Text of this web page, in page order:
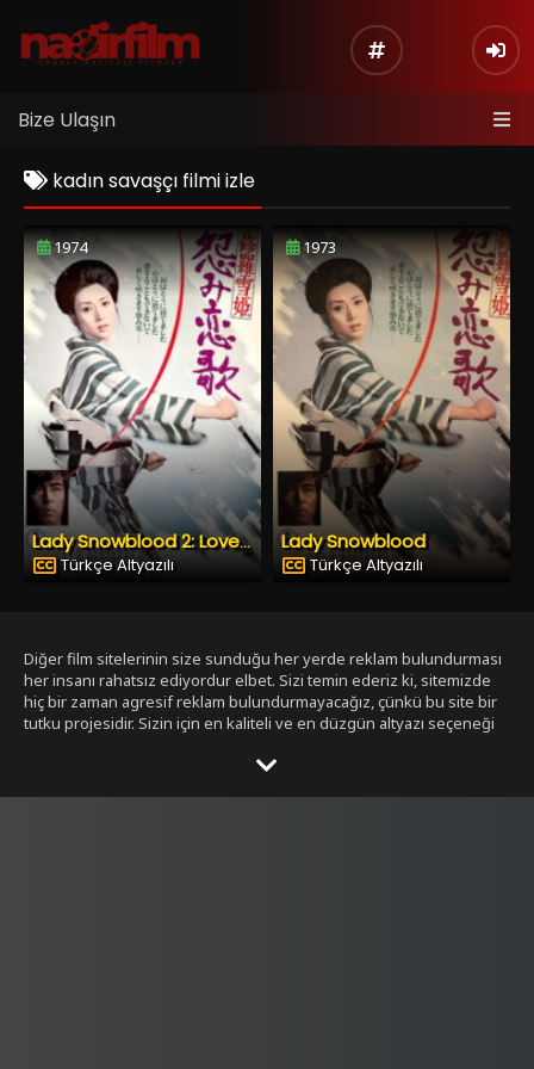
Bize Ulaşın
kadın savaşçı filmi izle
1974
Lady Snowblood 2: Love Song of Vengeance
Türkçe Altyazılı
1973
Lady Snowblood
Türkçe Altyazılı
Diğer film sitelerinin size sunduğu her yerde reklam bulundurması
her insanı rahatsız ediyordur elbet. Sizi temin ederiz ki, sitemizde
hiç bir zaman agresif reklam bulundurmayacağız, çünkü bu site bir
tutku projesidir. Sizin için en kaliteli ve en düzgün altyazı seçeneği